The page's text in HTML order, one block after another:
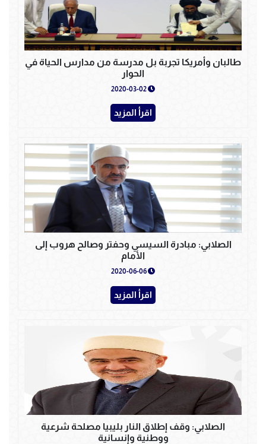
طالبان وأمريكا تجربة بل مدرسة من مدارس الحياة في
الحوار
اقرأ المزيد
الصلابي: مبادرة السيسي وحفتر وصالح هروب إلى
الأمام
اقرأ المزيد
الصلابي: وقف إطلاق النار بليبيا مصلحة شرعية
ووطنية وإنسانية